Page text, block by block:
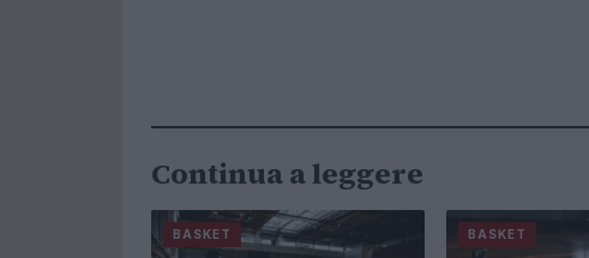
Continua a leggere
BASKET BASKET